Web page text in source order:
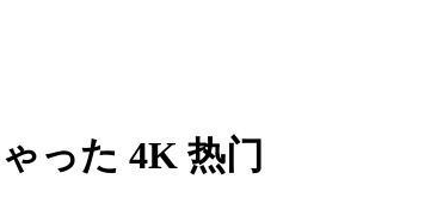
った 4K 热门